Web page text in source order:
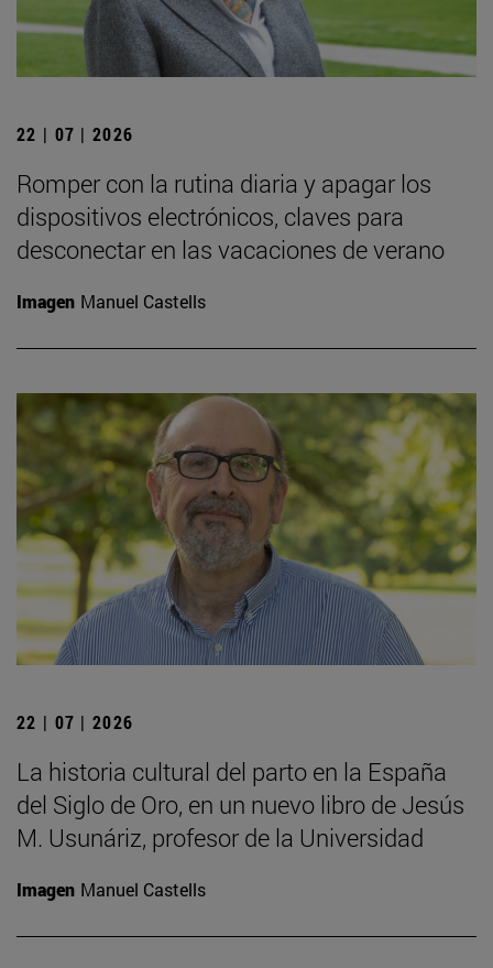
22 | 07 | 2026
Romper con la rutina diaria y apagar los
dispositivos electrónicos, claves para
desconectar en las vacaciones de verano
Imagen Manuel Castells
22 | 07 | 2026
La historia cultural del parto en la España
del Siglo de Oro, en un nuevo libro de Jesús
M. Usunáriz, profesor de la Universidad
Imagen Manuel Castells